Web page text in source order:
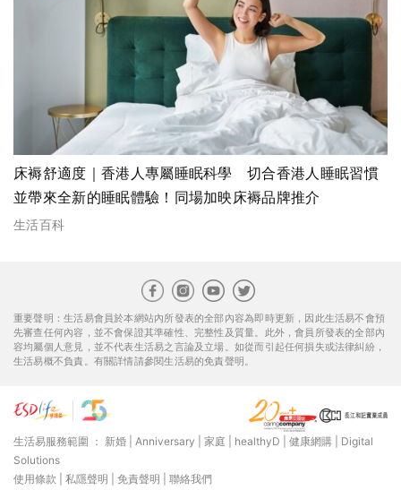
床褥舒適度｜香港人專屬睡眠科學 切合香港人睡眠習慣
並帶來全新的睡眠體驗！同場加映床褥品牌推介
生活百科
重要聲明：生活易會員於本網站內所發表的全部內容為即時更新，因此生活易不會預
先審查任何內容，並不會保證其準確性、完整性及質量。此外，會員所發表的全部內
容均屬個人意見，並不代表生活易之言論及立場。如從而引起任何損失或法律糾紛，
生活易概不負責。有關詳情請參閱生活易的免責聲明。
生活易服務範圍 ： 新婚 Anniversary 家庭 healthyD 健康網購
Digital
Solutions
使用條款
私隱聲明 免責聲明 聯絡我們